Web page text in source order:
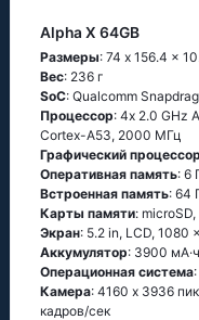
Alpha X 64GB
Размеры: 74 x 156.4 x
Вес: 236 г
SoC: Quаlсоmm
Процессор: 4х 2.0 GНz
Соrtех-А53, 2000 МГц
Графический процессор
Оперативная память: 6
Встроенная память: 64
Карты памяти:
Экран: 5.2 in, LCD, 1080
Аккумулятор: 3900
Oперационная система
Камера: 4160 x 3936
кадров/сек